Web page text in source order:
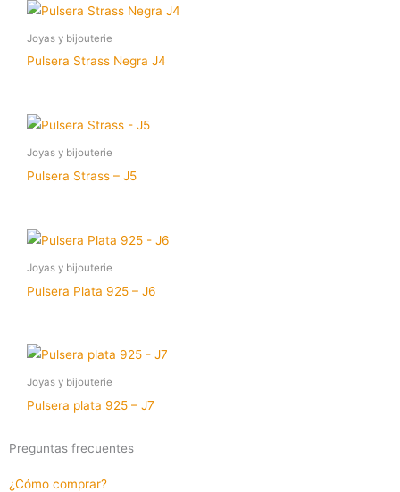
Joyas y bijouterie
Pulsera Strass Negra J4
Joyas y bijouterie
Pulsera Strass – J5
Joyas y bijouterie
Pulsera Plata 925 – J6
Joyas y bijouterie
Pulsera plata 925 – J7
Preguntas frecuentes
¿Cómo comprar?